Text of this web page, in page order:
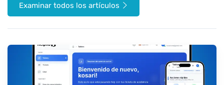
Examinar todos los artículos